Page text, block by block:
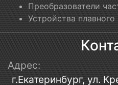
Преобразователи
Устройства
Адрес:
г.Екатеринбург, ул.